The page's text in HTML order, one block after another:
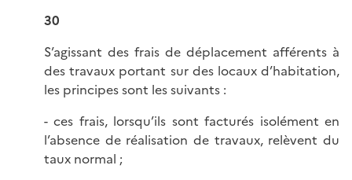
30
S’agissant des frais de déplacement afférents à
des travaux portant sur des locaux d’habitation,
les principes sont les suivants :
- ces frais, lorsqu’ils sont facturés isolément en
l’absence de réalisation de travaux, relèvent du
taux normal ;